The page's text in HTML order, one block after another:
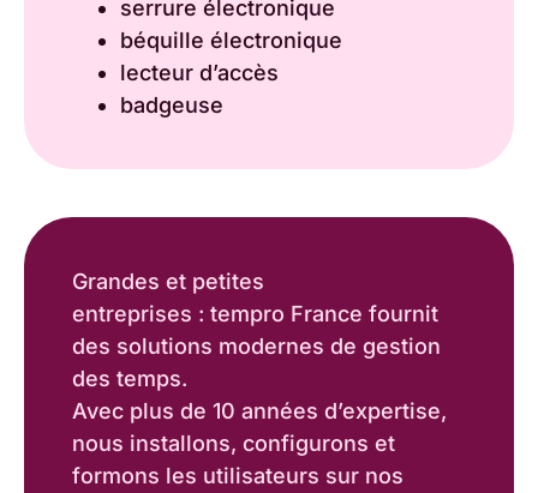
serrure électronique
béquille électronique
lecteur d’accès
badgeuse
Grandes et petites
entreprises : tempro France fournit
des solutions modernes de gestion
des temps.
Avec plus de 10 années d’expertise,
nous installons, configurons et
formons les utilisateurs sur nos